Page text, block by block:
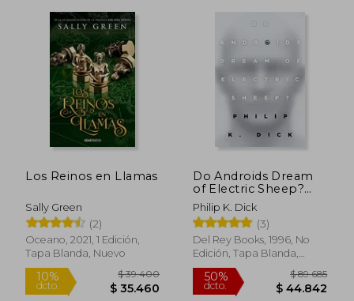
Los Reinos en Llamas
Sally Green
(2)
Oceano, 2021, 1 Edición,
Tapa Blanda, Nuevo
Do Androids Dream
of Electric Sheep?
(en Inglés)
Philip K. Dick
(3)
Del Rey Books, 1996, No
Edición, Tapa Blanda,
Nuevo